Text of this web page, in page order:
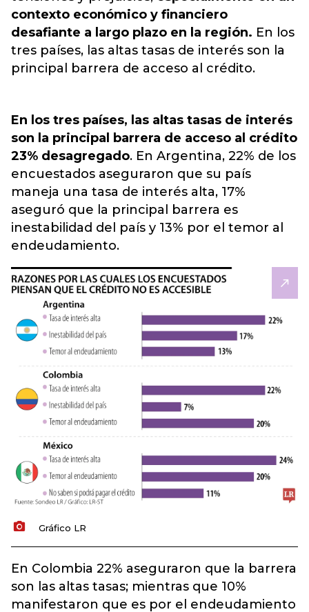
contexto económico y financiero
desafiante a largo plazo en la región. En los
tres países, las altas tasas de interés son la
principal barrera de acceso al crédito.
En los tres países, las altas tasas de interés
son la principal barrera de acceso al crédito
23% desagregado. En Argentina, 22% de los
encuestados aseguraron que su país
maneja una tasa de interés alta, 17%
aseguró que la principal barrera es
inestabilidad del país y 13% por el temor al
endeudamiento.
Gráfico LR
En Colombia 22% aseguraron que la barrera
son las altas tasas; mientras que 10%
manifestaron que es por el endeudamiento